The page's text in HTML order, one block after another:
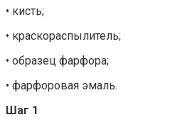
• кисть;
• краскораспылитель;
• образец фарфора;
• фарфоровая эмаль.
Шаг 1